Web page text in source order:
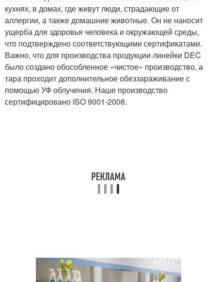
кухнях, в домах, где живут люди, страдающие от
аллергии, а также домашние животные. Он не наносит
ущерба для здоровья человека и окружающей среды,
что подтверждено соответствующими сертификатами.
Важно, что для производства продукции линейки DEC
было создано обособленное «чистое» производство, а
тара проходит дополнительное обеззараживание с
помощью УФ облучения. Наше производство
сертифицировано ISO 9001-2008.